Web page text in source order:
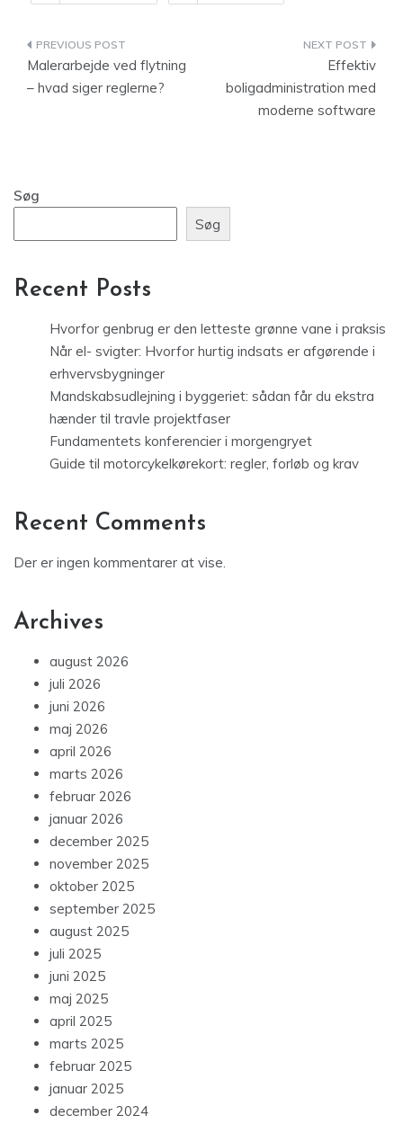
Indlægsnavigation
Malerarbejde ved flytning
– hvad siger reglerne?
Effektiv
boligadministration med
moderne software
Søg
Søg
Recent Posts
Hvorfor genbrug er den letteste grønne vane i praksis
Når el- svigter: Hvorfor hurtig indsats er afgørende i
erhvervsbygninger
Mandskabsudlejning i byggeriet: sådan får du ekstra
hænder til travle projektfaser
Fundamentets konferencier i morgengryet
Guide til motorcykelkørekort: regler, forløb og krav
Recent Comments
Der er ingen kommentarer at vise.
Archives
august 2026
juli 2026
juni 2026
maj 2026
april 2026
marts 2026
februar 2026
januar 2026
december 2025
november 2025
oktober 2025
september 2025
august 2025
juli 2025
juni 2025
maj 2025
april 2025
marts 2025
februar 2025
januar 2025
december 2024